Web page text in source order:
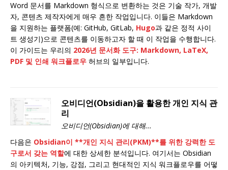
Word 문서를 Markdown 형식으로 변환하는 것은 기술 작가, 개발
자, 콘텐츠 제작자에게 매우 흔한 작업입니다. 이들은 Markdown
을 지원하는 플랫폼(예: GitHub, GitLab, Hugo과 같은 정적 사이
트 생성기)으로 콘텐츠를 이동하고자 할 때 이 작업을 수행합니다.
이 가이드는 우리의 2026년 문서화 도구: Markdown, LaTeX,
PDF 및 인쇄 워크플로우 허브의 일부입니다.
오비디언(Obsidian)을 활용한 개인 지식 관
리
오비디언(Obsidian)에 대해...
다음은 Obsidian이 **개인 지식 관리(PKM)**를 위한 강력한 도
구로서 갖는 역할에 대한 상세한 분석입니다. 여기서는 Obsidian
의 아키텍처, 기능, 강점, 그리고 현대적인 지식 워크플로우를 어떻